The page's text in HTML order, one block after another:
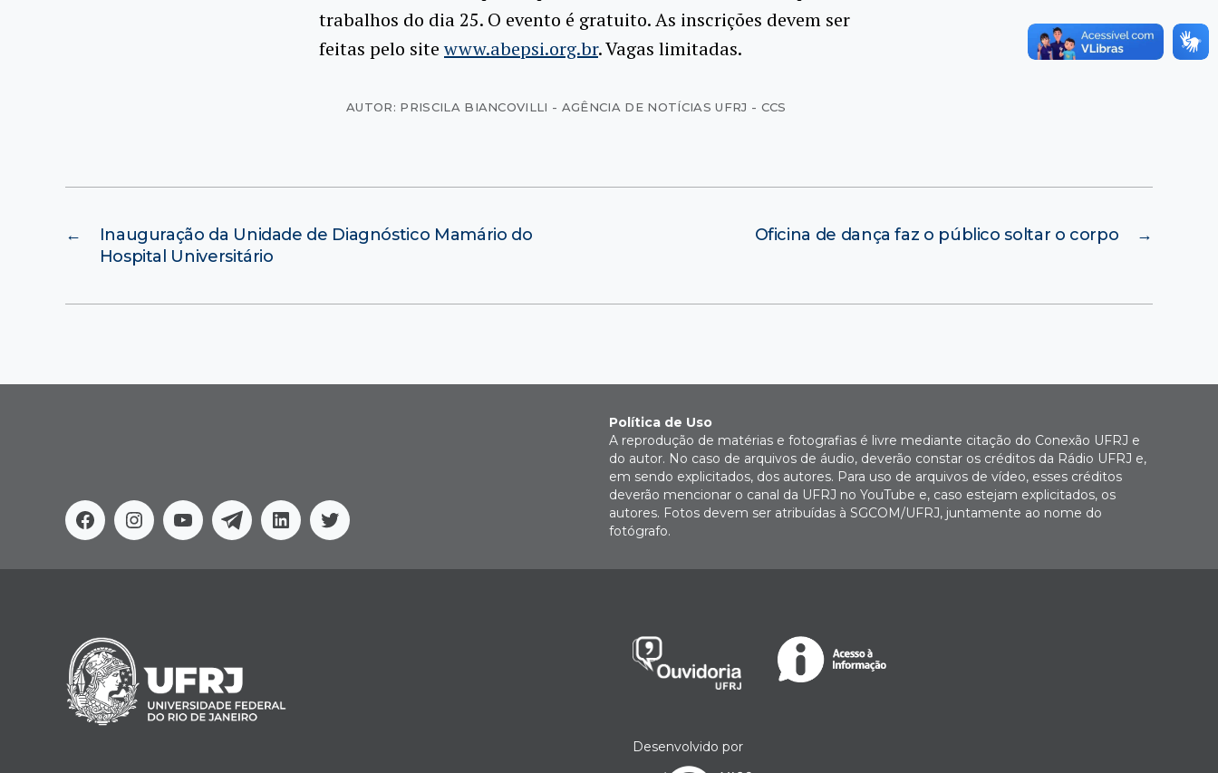
trabalhos do dia 25. O evento é gratuito. As inscrições devem ser
feitas pelo sitewww.abepsi.org.br. Vagas limitadas.
AUTOR: PRISCILA BIANCOVILLI - AGÊNCIA DE NOTÍCIAS UFRJ - CCS
←
Inauguração da Unidade de Diagnóstico Mamário do
Hospital Universitário
→
Oficina de dança faz o público soltar o corpo
FacebookInstagram
YoutubeTelegramLinkedinTwitter
Política de Uso
A reprodução de matérias e fotografias é livre mediante citação do Conexão UFRJ e
do autor. No caso de arquivos de áudio, deverão constar os créditos da Rádio UFRJ e,
em sendo explicitados, dos autores. Para uso de arquivos de vídeo, esses créditos
deverão mencionar o canal da UFRJ no YouTube e, caso estejam explicitados, os
autores. Fotos devem ser atribuídas à SGCOM/UFRJ, juntamente ao nome do
fotógrafo.
Desenvolvido por